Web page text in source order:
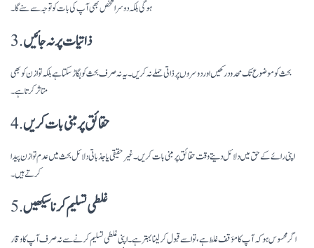
ہوگی بلکہ دوسرا شخص بھی آپ کی بات کو توجہ سے سنے گا۔
3.ذاتیات پر نہ جائیں
بحث کو موضوع تک محدود رکھیں اور دوسروں پر ذاتی حملے نہ کریں۔ یہ نہ صرف بحث کو بگاڑ سکتا ہے بلکہ توازن کو بھی
متاثر کرتا ہے۔
4.حقائق پر مبنی بات کریں
اپنی رائے کے حق میں دلائل دیتے وقت حقائق پر مبنی بات کریں۔ غیر حقیقی یا جذباتی دلائل بحث میں عدم توازن پیدا
کرتے ہیں۔
5.غلطی تسلیم کرنا سیکھیں
اگر محسوس ہو کہ آپ کا مؤقف غلط ہے، تو اسے قبول کر لینا بہتر ہے۔ اپنی غلطی تسلیم کرنے سے نہ صرف آپ کا وقار